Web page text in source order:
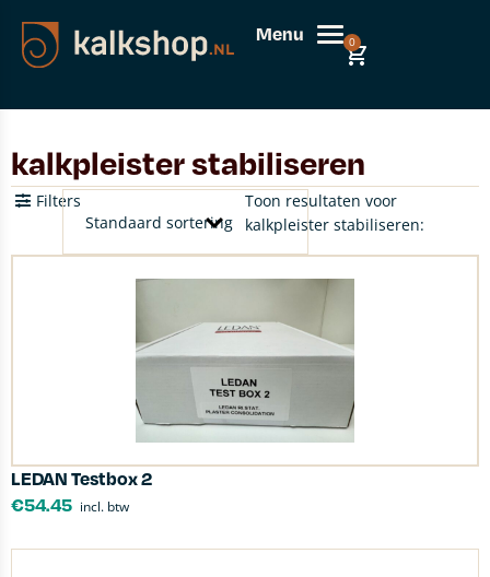
Menu 0
kalkpleister stabiliseren
Toon resultaten voor
kalkpleister stabiliseren:
Filters
LEDAN Testbox 2
€54.45 incl. btw